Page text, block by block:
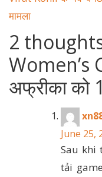
मामला
2
Women’s
अफ्रीका को
June 25,
Sau khi
tải